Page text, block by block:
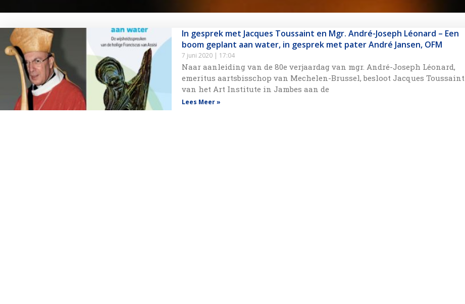
In gesprek met Jacques Toussaint en Mgr. André-Joseph Léonard – Een
boom geplant aan water, in gesprek met pater André Jansen, OFM
7 juni 2020 17:04
Naar aanleiding van de 80e verjaardag van mgr. André-Joseph Léonard,
emeritus aartsbisschop van Mechelen-Brussel, besloot Jacques Toussaint
van het Art Institute in Jambes aan de
Lees Meer »